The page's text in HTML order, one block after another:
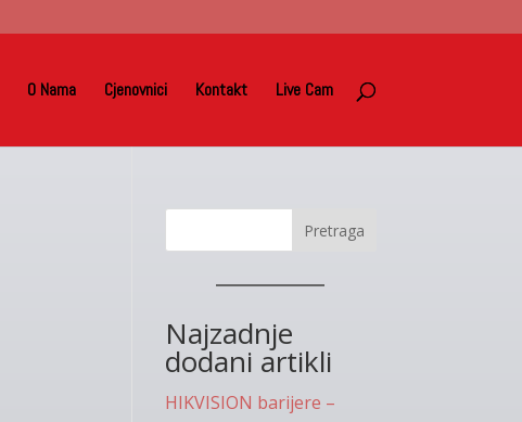
O Nama Cjenovnici Kontakt Live Cam
Pretraga
Najzadnje
dodani artikli
HIKVISION barijere –